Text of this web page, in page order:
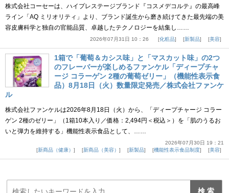
株式会社コーセーは、ハイプレステージブランド『コスメデコルテ』の最高峰
ライン「AQ ミリオリティ」より、ブランド誕生から磨き続けてきた最先端の美
容皮膚科学と独自の官能品質、卓越したテクノロジーを結集し……
2026年07月31日 10：26 化粧品 新製品 美容
1箱で「葡萄＆カシス味」と「マスカット味」の2つ
のフレーバーが楽しめるファンケル「ディープチャ
ージ コラーゲン 2種の葡萄ゼリー」（機能性表示食
品）8月18日（火）数量限定発売／株式会社ファンケ
ル
株式会社ファンケルは2026年8月18日（火）から、「ディープチャージ コラー
ゲン 2種のゼリー」（1箱10本入り／価格：2,494円＜税込＞）を「肌のうるお
いと弾力を維持する」機能性表示食品として、……
2026年07月30日 19：21
新商品（健康）
新商品（美容） 新製品 機能性表示食品制度 美容